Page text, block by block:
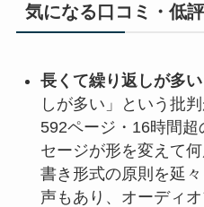
気になる口コミ・低
長くて繰り返しが多い
しが多い」という批
592ページ・16時間
セージが形を変えて
書き形式の原則を延
声もあり、オーディ